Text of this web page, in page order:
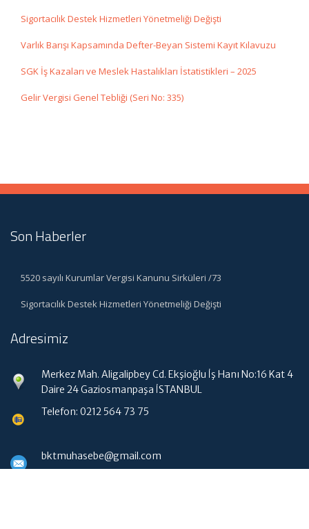
Sigortacılık Destek Hizmetleri Yönetmeliği Değişti
Varlık Barışı Kapsamında Defter-Beyan Sistemi Kayıt Kılavuzu
SGK İş Kazaları ve Meslek Hastalıkları İstatistikleri – 2025
Gelir Vergisi Genel Tebliği (Seri No: 335)
Son Haberler
5520 sayılı Kurumlar Vergisi Kanunu Sirküleri /73
Sigortacılık Destek Hizmetleri Yönetmeliği Değişti
Adresimiz
Merkez Mah. Aligalipbey Cd. Ekşioğlu İş Hanı No:16 Kat 4
Daire 24 Gaziosmanpaşa İSTANBUL
Telefon: 0212 564 73 75
bktmuhasebe@gmail.com